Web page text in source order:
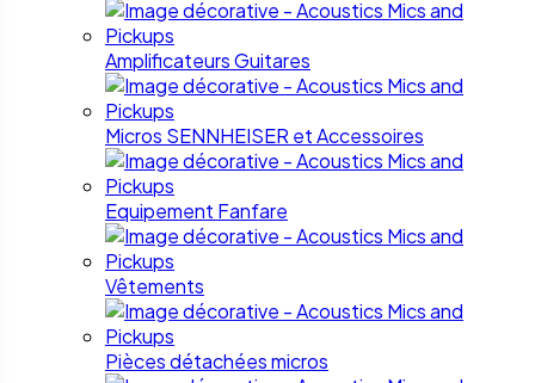
Amplificateurs Guitares
Micros SENNHEISER et Accessoires
Equipement Fanfare
Vêtements
Pièces détachées micros